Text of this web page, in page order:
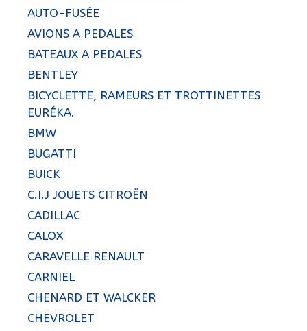
AUTO-FUSÉE
AVIONS A PEDALES
BATEAUX A PEDALES
BENTLEY
BICYCLETTE, RAMEURS ET TROTTINETTES
EURÉKA.
BMW
BUGATTI
BUICK
C.I.J JOUETS CITROËN
CADILLAC
CALOX
CARAVELLE RENAULT
CARNIEL
CHENARD ET WALCKER
CHEVROLET